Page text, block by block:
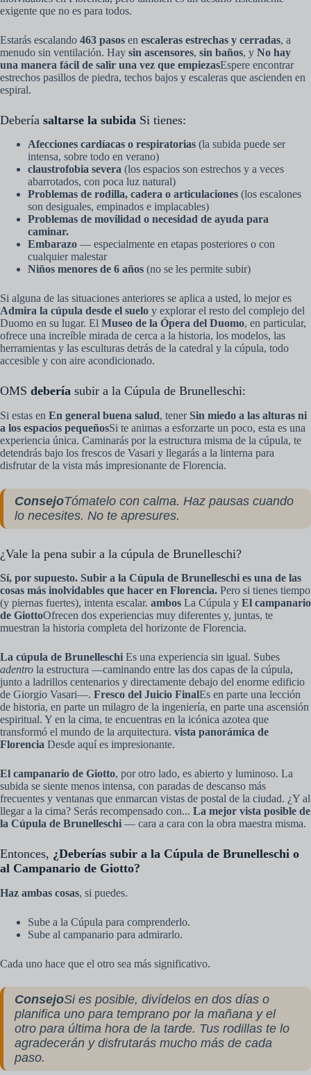
exigente que no es para todos.
Estarás escalando 463 pasos en escaleras estrechas y cerradas, a
menudo sin ventilación. Hay sin ascensores, sin baños, y No hay
una manera fácil de salir una vez que empiezasEspere encontrar
estrechos pasillos de piedra, techos bajos y escaleras que ascienden en
espiral.
Debería saltarse la subida Si tienes:
Afecciones cardíacas o respiratorias (la subida puede ser
intensa, sobre todo en verano)
claustrofobia severa (los espacios son estrechos y a veces
abarrotados, con poca luz natural)
Problemas de rodilla, cadera o articulaciones (los escalones
son desiguales, empinados e implacables)
Problemas de movilidad o necesidad de ayuda para
caminar.
Embarazo — especialmente en etapas posteriores o con
cualquier malestar
Niños menores de 6 años (no se les permite subir)
Si alguna de las situaciones anteriores se aplica a usted, lo mejor es
Admira la cúpula desde el suelo y explorar el resto del complejo del
Duomo en su lugar. El Museo de la Ópera del Duomo, en particular,
ofrece una increíble mirada de cerca a la historia, los modelos, las
herramientas y las esculturas detrás de la catedral y la cúpula, todo
accesible y con aire acondicionado.
OMS debería subir a la Cúpula de Brunelleschi:
Si estas en En general buena salud, tener Sin miedo a las alturas ni
a los espacios pequeñosSi te animas a esforzarte un poco, esta es una
experiencia única. Caminarás por la estructura misma de la cúpula, te
detendrás bajo los frescos de Vasari y llegarás a la linterna para
disfrutar de la vista más impresionante de Florencia.
ConsejoTómatelo con calma. Haz pausas cuando
lo necesites. No te apresures.
¿Vale la pena subir a la cúpula de Brunelleschi?
Sí, por supuesto. Subir a la Cúpula de Brunelleschi es una de las
cosas más inolvidables que hacer en Florencia. Pero si tienes tiempo
(y piernas fuertes), intenta escalar. ambos La Cúpula y El campanario
de GiottoOfrecen dos experiencias muy diferentes y, juntas, te
muestran la historia completa del horizonte de Florencia.
La cúpula de Brunelleschi Es una experiencia sin igual. Subes
adentro la estructura —caminando entre las dos capas de la cúpula,
junto a ladrillos centenarios y directamente debajo del enorme edificio
de Giorgio Vasari—. Fresco del Juicio FinalEs en parte una lección
de historia, en parte un milagro de la ingeniería, en parte una ascensión
espiritual. Y en la cima, te encuentras en la icónica azotea que
transformó el mundo de la arquitectura. vista panorámica de
Florencia Desde aquí es impresionante.
El campanario de Giotto, por otro lado, es abierto y luminoso. La
subida se siente menos intensa, con paradas de descanso más
frecuentes y ventanas que enmarcan vistas de postal de la ciudad. ¿Y al
llegar a la cima? Serás recompensado con... La mejor vista posible de
la Cúpula de Brunelleschi — cara a cara con la obra maestra misma.
Entonces, ¿Deberías subir a la Cúpula de Brunelleschi o
al Campanario de Giotto?
Haz ambas cosas, si puedes.
Sube a la Cúpula para comprenderlo.
Sube al campanario para admirarlo.
Cada uno hace que el otro sea más significativo.
ConsejoSi es posible, divídelos en dos días o
planifica uno para temprano por la mañana y el
otro para última hora de la tarde. Tus rodillas te lo
agradecerán y disfrutarás mucho más de cada
paso.